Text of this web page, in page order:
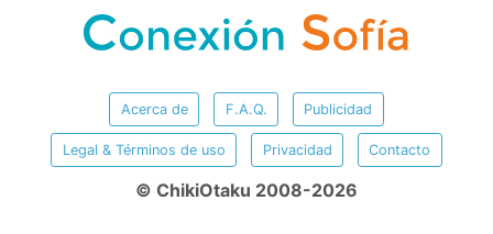
Acerca de F.A.Q. Publicidad
Legal & Términos de uso Privacidad Contacto
© ChikiOtaku 2008-2026